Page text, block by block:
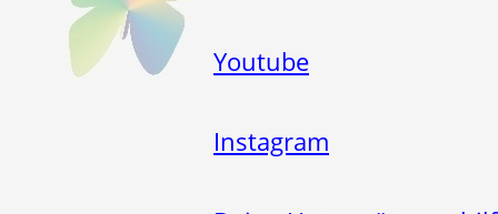
Youtube
Instagram